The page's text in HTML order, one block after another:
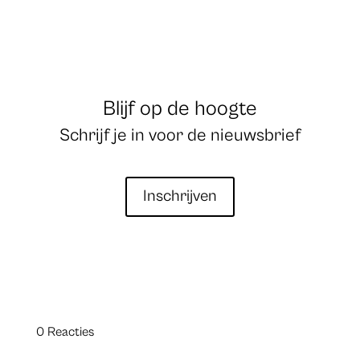
Blijf op de hoogte
Schrijf je in voor de nieuwsbrief
Inschrijven
0 Reacties